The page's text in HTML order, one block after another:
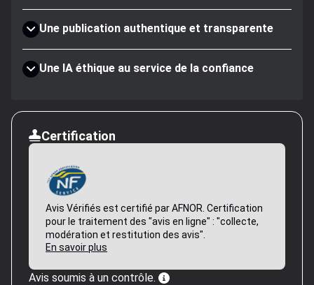
Une publication authentique et transparente
Une IA éthique au service de la confiance
Certification
Avis Vérifiés est certifié par AFNOR. Certification
pour le traitement des "avis en ligne" : "collecte,
modération et restitution des avis".
En savoir plus
Avis soumis à un contrôle.